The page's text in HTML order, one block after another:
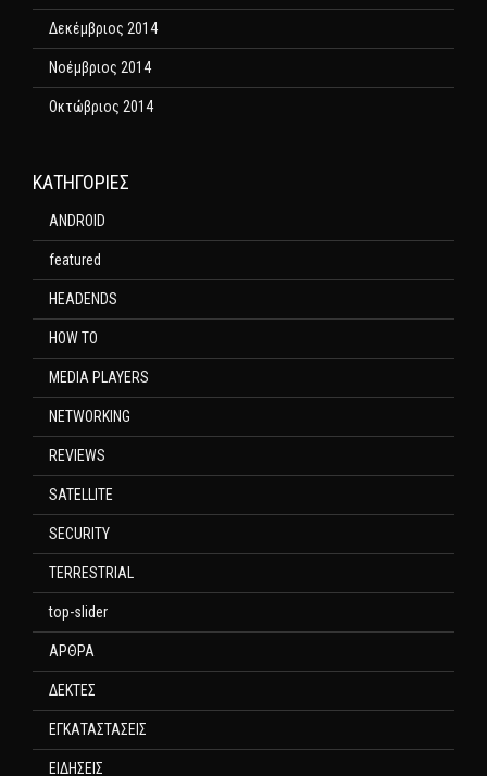
Δεκέμβριος 2014
Νοέμβριος 2014
Οκτώβριος 2014
KΑΤΗΓΟΡΊΕΣ
ANDROID
featured
HEADENDS
HOW TO
MEDIA PLAYERS
NETWORKING
REVIEWS
SATELLITE
SECURITY
TERRESTRIAL
top-slider
ΑΡΘΡΑ
ΔΕΚΤΕΣ
ΕΓΚΑΤΑΣΤΑΣΕΙΣ
ΕΙΔΗΣΕΙΣ